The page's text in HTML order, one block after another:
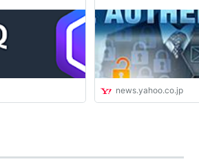
news.yahoo.co.jp